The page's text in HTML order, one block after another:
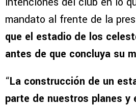
mandato al frente de la
que el estadio de los
antes de que concluya su
“La construcción de un
parte de nuestros planes y